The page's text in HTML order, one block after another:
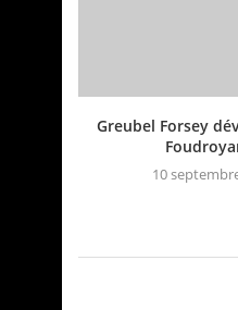
Greubel Forsey
10